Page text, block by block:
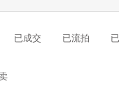
已成交 已流拍